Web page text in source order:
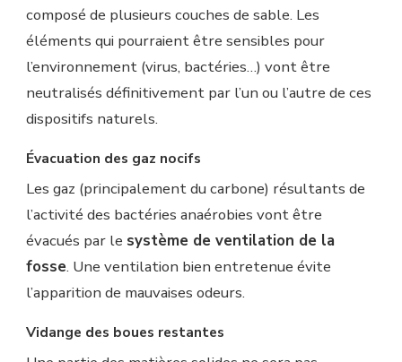
composé de plusieurs couches de sable. Les
éléments qui pourraient être sensibles pour
l’environnement (virus, bactéries…) vont être
neutralisés définitivement par l’un ou l’autre de ces
dispositifs naturels.
Évacuation des gaz nocifs
Les gaz (principalement du carbone) résultants de
l’activité des bactéries anaérobies vont être
évacués par le système de ventilation de la
fosse. Une ventilation bien entretenue évite
l’apparition de mauvaises odeurs.
Vidange des boues restantes